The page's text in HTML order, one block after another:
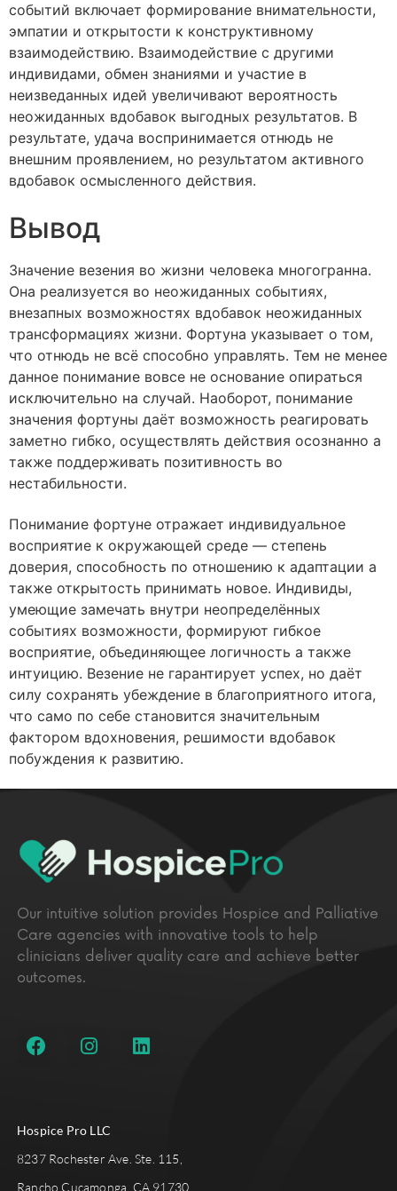
событий включает формирование внимательности,
эмпатии и открытости к конструктивному
взаимодействию. Взаимодействие с другими
индивидами, обмен знаниями и участие в
неизведанных идей увеличивают вероятность
неожиданных вдобавок выгодных результатов. В
результате, удача воспринимается отнюдь не
внешним проявлением, но результатом активного
вдобавок осмысленного действия.
Вывод
Значение везения во жизни человека многогранна.
Она реализуется во неожиданных событиях,
внезапных возможностях вдобавок неожиданных
трансформациях жизни. Фортуна указывает о том,
что отнюдь не всё способно управлять. Тем не менее
данное понимание вовсе не основание опираться
исключительно на случай. Наоборот, понимание
значения фортуны даёт возможность реагировать
заметно гибко, осуществлять действия осознанно а
также поддерживать позитивность во
нестабильности.
Понимание фортуне отражает индивидуальное
восприятие к окружающей среде — степень
доверия, способность по отношению к адаптации а
также открытость принимать новое. Индивиды,
умеющие замечать внутри неопределённых
событиях возможности, формируют гибкое
восприятие, объединяющее логичность а также
интуицию. Везение не гарантирует успех, но даёт
силу сохранять убеждение в благоприятного итога,
что само по себе становится значительным
фактором вдохновения, решимости вдобавок
побуждения к развитию.
Our intuitive solution provides Hospice and Palliative
Care agencies with innovative tools to help
clinicians deliver quality care and achieve better
outcomes.
Hospice Pro LLC
8237 Rochester Ave. Ste. 115,
Rancho Cucamonga, CA 91730